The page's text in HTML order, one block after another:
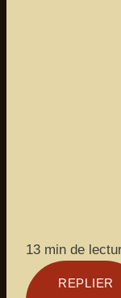
13 min de
REPLIER